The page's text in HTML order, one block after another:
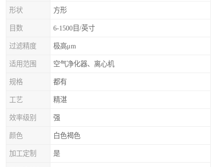
形状 方形
目数 6-1500目/英寸
过滤精度 极高μm
适用范围 空气净化器、离心机
规格 都有
工艺 精湛
效率级别 强
颜色 白色褐色
加工定制 是